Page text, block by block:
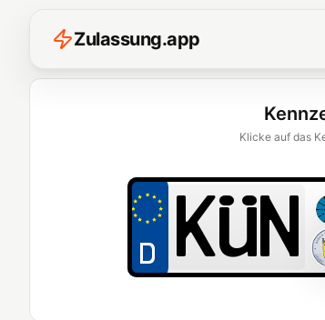
Zulassung.app
Klicke auf das